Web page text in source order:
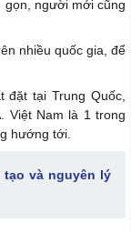
người mới cũng
nhiều quốc gia, để
đặt tại Trung Quốc,
Việt Nam là 1 trong
hướng tới.
tạo và nguyên lý